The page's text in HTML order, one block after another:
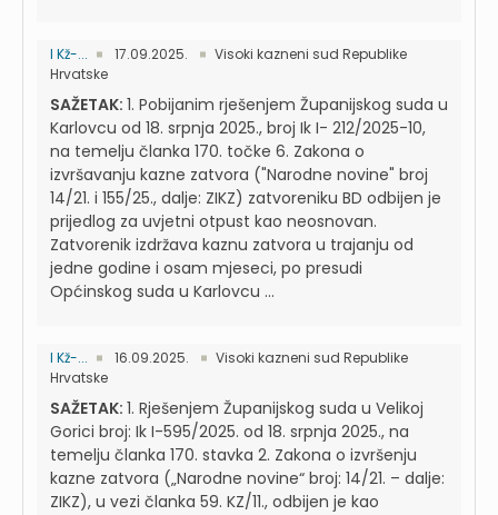
I Kž-... 17.09.2025.
Visoki kazneni sud Republike
Hrvatske
SAŽETAK: 1. Pobijanim rješenjem Županijskog suda u
Karlovcu od 18. srpnja 2025., broj Ik I- 212/2025-10,
na temelju članka 170. točke 6. Zakona o
izvršavanju kazne zatvora ("Narodne novine" broj
14/21. i 155/25., dalje: ZIKZ) zatvoreniku BD odbijen je
prijedlog za uvjetni otpust kao neosnovan.
Zatvorenik izdržava kaznu zatvora u trajanju od
jedne godine i osam mjeseci, po presudi
Općinskog suda u Karlovcu ...
I Kž-... 16.09.2025.
Visoki kazneni sud Republike
Hrvatske
SAŽETAK: 1. Rješenjem Županijskog suda u Velikoj
Gorici broj: Ik I-595/2025. od 18. srpnja 2025., na
temelju članka 170. stavka 2. Zakona o izvršenju
kazne zatvora („Narodne novine“ broj: 14/21. – dalje:
ZIKZ), u vezi članka 59. KZ/11., odbijen je kao